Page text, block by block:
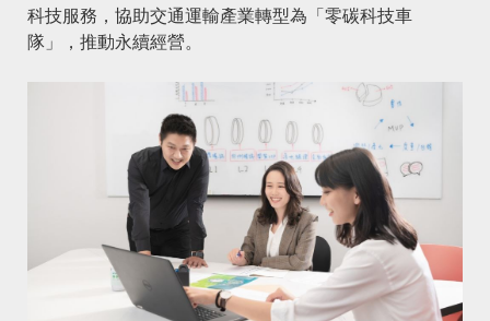
科技服務，協助交通運輸產業轉型為「零碳科技車
隊」，推動永續經營。